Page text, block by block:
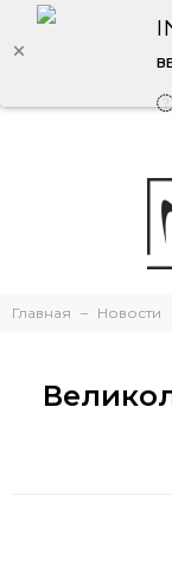
Главная Новости